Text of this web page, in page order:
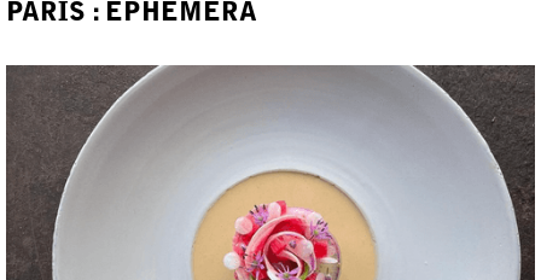
PARIS : EPHEMERA